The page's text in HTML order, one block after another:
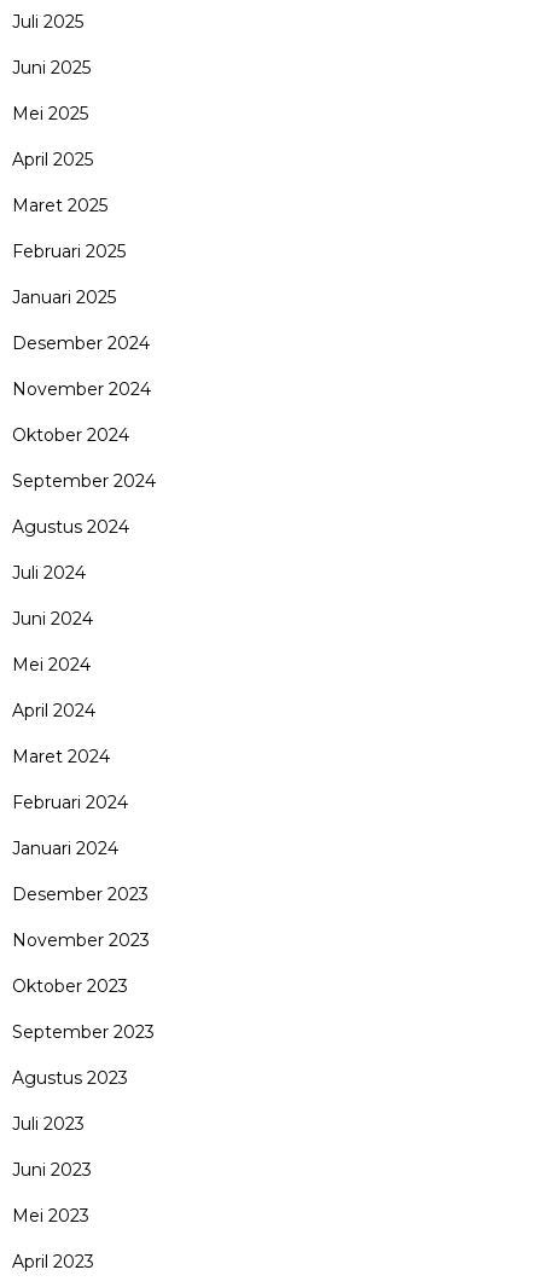
Juli 2025
Juni 2025
Mei 2025
April 2025
Maret 2025
Februari 2025
Januari 2025
Desember 2024
November 2024
Oktober 2024
September 2024
Agustus 2024
Juli 2024
Juni 2024
Mei 2024
April 2024
Maret 2024
Februari 2024
Januari 2024
Desember 2023
November 2023
Oktober 2023
September 2023
Agustus 2023
Juli 2023
Juni 2023
Mei 2023
April 2023